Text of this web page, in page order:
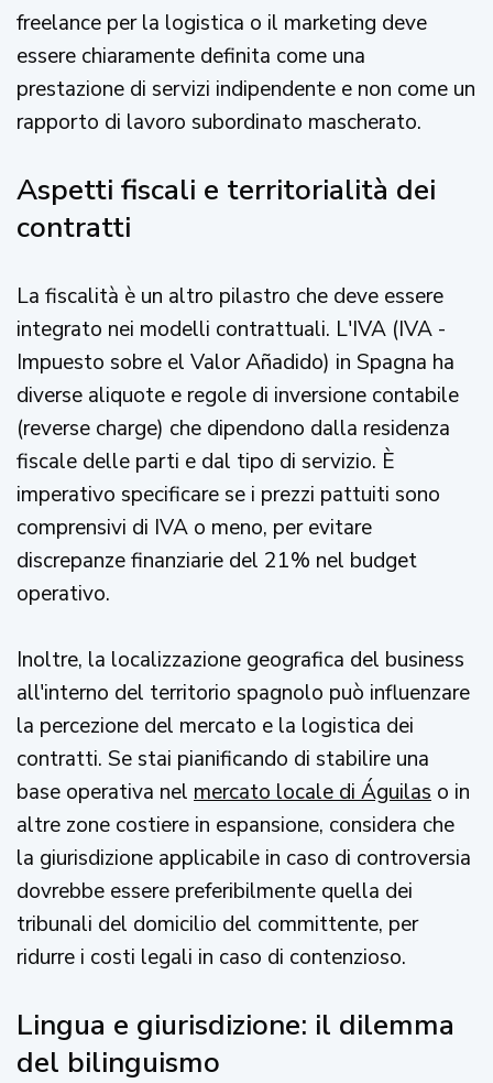
freelance per la logistica o il marketing deve
essere chiaramente definita come una
prestazione di servizi indipendente e non come un
rapporto di lavoro subordinato mascherato.
Aspetti fiscali e territorialità dei
contratti
La fiscalità è un altro pilastro che deve essere
integrato nei modelli contrattuali. L'IVA (IVA -
Impuesto sobre el Valor Añadido) in Spagna ha
diverse aliquote e regole di inversione contabile
(reverse charge) che dipendono dalla residenza
fiscale delle parti e dal tipo di servizio. È
imperativo specificare se i prezzi pattuiti sono
comprensivi di IVA o meno, per evitare
discrepanze finanziarie del 21% nel budget
operativo.
Inoltre, la localizzazione geografica del business
all'interno del territorio spagnolo può influenzare
la percezione del mercato e la logistica dei
contratti. Se stai pianificando di stabilire una
base operativa nel mercato locale di Águilas o in
altre zone costiere in espansione, considera che
la giurisdizione applicabile in caso di controversia
dovrebbe essere preferibilmente quella dei
tribunali del domicilio del committente, per
ridurre i costi legali in caso di contenzioso.
Lingua e giurisdizione: il dilemma
del bilinguismo